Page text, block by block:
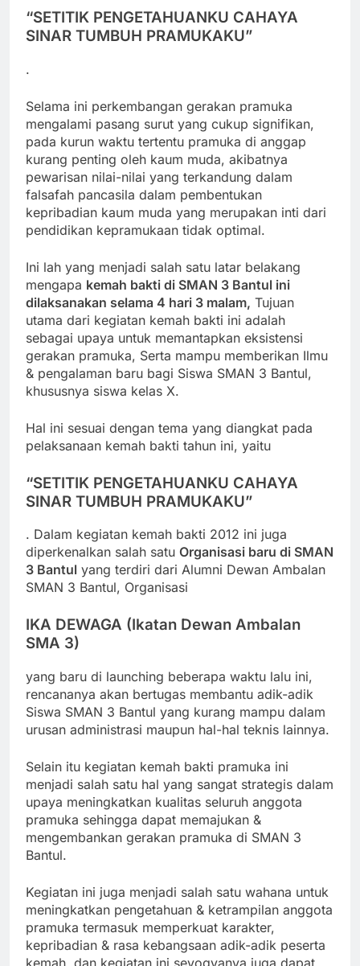
“SETITIK PENGETAHUANKU CAHAYA
SINAR TUMBUH PRAMUKAKU”
.
Selama ini perkembangan gerakan pramuka
mengalami pasang surut yang cukup signifikan,
pada kurun waktu tertentu pramuka di anggap
kurang penting oleh kaum muda, akibatnya
pewarisan nilai-nilai yang terkandung dalam
falsafah pancasila dalam pembentukan
kepribadian kaum muda yang merupakan inti dari
pendidikan kepramukaan tidak optimal.
Ini lah yang menjadi salah satu latar belakang
mengapa kemah bakti di SMAN 3 Bantul ini
dilaksanakan selama 4 hari 3 malam, Tujuan
utama dari kegiatan kemah bakti ini adalah
sebagai upaya untuk memantapkan eksistensi
gerakan pramuka, Serta mampu memberikan Ilmu
& pengalaman baru bagi Siswa SMAN 3 Bantul,
khususnya siswa kelas X.
Hal ini sesuai dengan tema yang diangkat pada
pelaksanaan kemah bakti tahun ini, yaitu
“SETITIK PENGETAHUANKU CAHAYA
SINAR TUMBUH PRAMUKAKU”
. Dalam kegiatan kemah bakti 2012 ini juga
diperkenalkan salah satu Organisasi baru di SMAN
3 Bantul yang terdiri dari Alumni Dewan Ambalan
SMAN 3 Bantul, Organisasi
IKA DEWAGA (Ikatan Dewan Ambalan
SMA 3)
yang baru di launching beberapa waktu lalu ini,
rencananya akan bertugas membantu adik-adik
Siswa SMAN 3 Bantul yang kurang mampu dalam
urusan administrasi maupun hal-hal teknis lainnya.
Selain itu kegiatan kemah bakti pramuka ini
menjadi salah satu hal yang sangat strategis dalam
upaya meningkatkan kualitas seluruh anggota
pramuka sehingga dapat memajukan &
mengembankan gerakan pramuka di SMAN 3
Bantul.
Kegiatan ini juga menjadi salah satu wahana untuk
meningkatkan pengetahuan & ketrampilan anggota
pramuka termasuk memperkuat karakter,
kepribadian & rasa kebangsaan adik-adik peserta
kemah, dan kegiatan ini seyogyanya juga dapat